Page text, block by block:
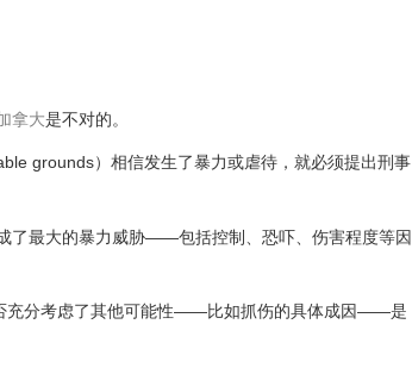
拿大是不对的。
grounds）相信发生了暴力或虐待，就必须提出刑事
了最大的暴力威胁——包括控制、恐吓、伤害程度等因
充分考虑了其他可能性——比如抓伤的具体成因——是